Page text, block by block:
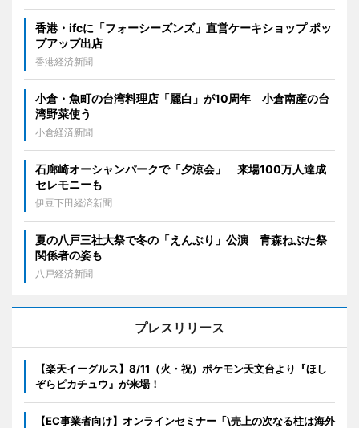
香港・ifcに「フォーシーズンズ」直営ケーキショップ ポッ
プアップ出店
香港経済新聞
小倉・魚町の台湾料理店「麗白」が10周年 小倉南産の台
湾野菜使う
小倉経済新聞
石廊崎オーシャンパークで「夕涼会」 来場100万人達成
セレモニーも
伊豆下田経済新聞
夏の八戸三社大祭で冬の「えんぶり」公演 青森ねぶた祭
関係者の姿も
八戸経済新聞
プレスリリース
【楽天イーグルス】8/11（火・祝）ポケモン天文台より『ほし
ぞらピカチュウ』が来場！
【EC事業者向け】オンラインセミナー「\売上の次なる柱は海外